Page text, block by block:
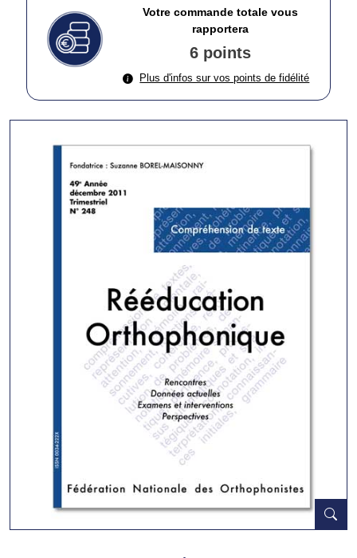
Votre commande totale vous
rapportera
6 points
Plus d'infos sur vos points de fidélité